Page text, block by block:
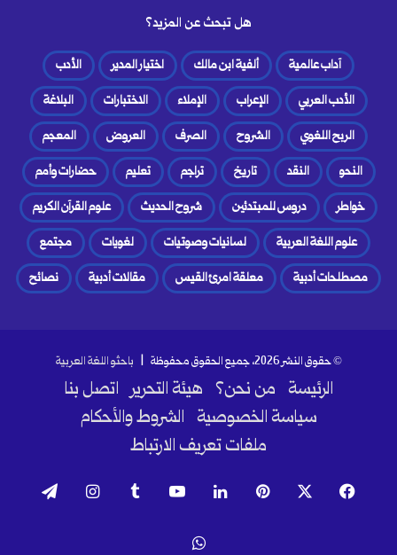
هل تبحث عن المزيد؟
آداب عالمية ألفية ابن مالك اختيار المدير
الأدب
الأدب العربي
الإعراب الإملاء الاختبارات
البلاغة
الربح اللغوي
الشروح الصرف العروض
المعجم
النحو
النقد تاريخ تراجم تعليم
حضارات وأمم
خواطر
دروس للمبتدئين شروح الحديث
علوم القرآن الكريم
علوم اللغة العربية
لسانيات وصوتيات لغويات
مجتمع
مصطلحات أدبية
معلقة امرئ القيس مقالات أدبية نصائح
© حقوق النشر 2026، جميع الحقوق محفوظة | باحثو اللغة العربية
الرئيسة من نحن؟ هيئة التحرير اتصل بنا
سياسة الخصوصية الشروط والأحكام
ملفات تعريف الارتباط
فيسبوك بينتيريست لينكدإن ‫YouTube انستقرام